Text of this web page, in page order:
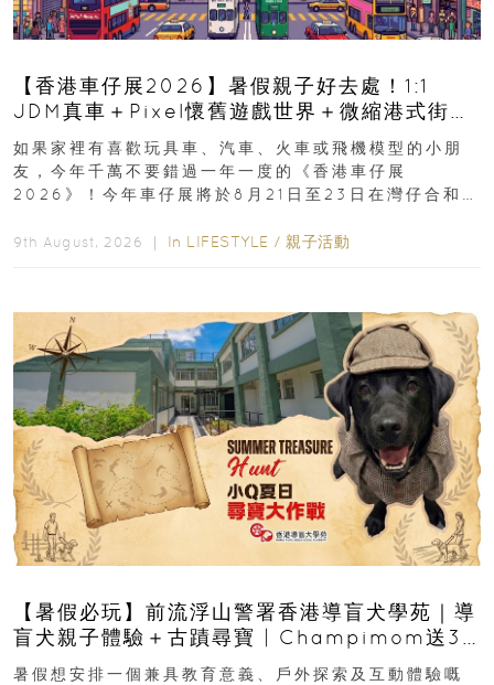
【香港車仔展2026】暑假親子好去處！1:1
JDM真車＋Pixel懷舊遊戲世界＋微縮港式街景
8月灣仔登場 車迷家庭必去！
如果家裡有喜歡玩具車、汽車、火車或飛機模型的小朋
友，今年千萬不要錯過一年一度的《香港車仔展
2026》！今年車仔展將於8月21日至23日在灣仔合和酒
9th August, 2026 ｜ In LIFESTYLE / 親子活動
【暑假必玩】前流浮山警署香港導盲犬學苑｜導
盲犬親子體驗＋古蹟尋寶 | Champimom送3
組免費名額
暑假想安排一個兼具教育意義、戶外探索及互動體驗嘅